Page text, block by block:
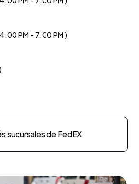
PM - 7:00 PM )
sucursales de FedEX